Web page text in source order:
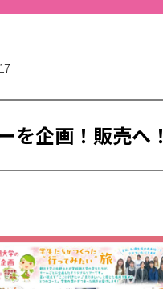
を企画！販売へ！